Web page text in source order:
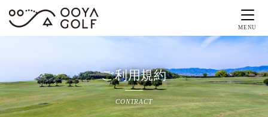
MENU
ご利用規約
CONTRACT